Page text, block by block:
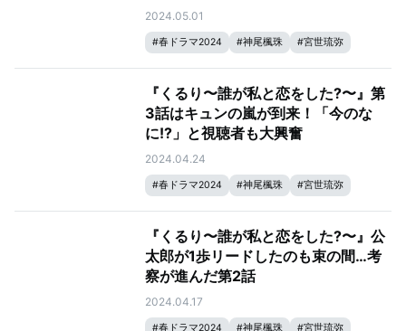
2024.05.01
#春ドラマ2024 #神尾楓珠 #宮世琉弥
『くるり〜誰が私と恋をした?〜』第
3話はキュンの嵐が到来！「今のな
に!?」と視聴者も大興奮
2024.04.24
#春ドラマ2024 #神尾楓珠 #宮世琉弥
『くるり〜誰が私と恋をした?〜』公
太郎が1歩リードしたのも束の間…考
察が進んだ第2話
2024.04.17
#春ドラマ2024 #神尾楓珠 #宮世琉弥